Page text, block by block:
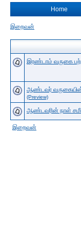
Home
இறைவன்
இரண்டாம் வருகை
ஆண்டவர்
(Preview)
ஆண்டவரின் நாள்
இறைவன்